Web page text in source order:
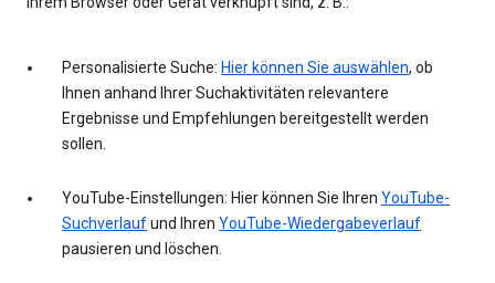
Personalisierte Suche: Hier können Sie auswählen, ob
Ihnen anhand Ihrer Suchaktivitäten relevantere
Ergebnisse und Empfehlungen bereitgestellt werden
sollen.
YouTube-Einstellungen: Hier können Sie Ihren YouTube-
Suchverlaufund Ihren YouTube-Wiedergabeverlauf
pausieren und löschen.